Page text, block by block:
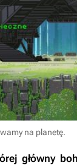
na planetę.
główny